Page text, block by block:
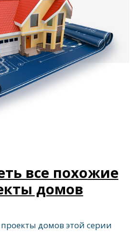
все похожие
домов
домов этой серии